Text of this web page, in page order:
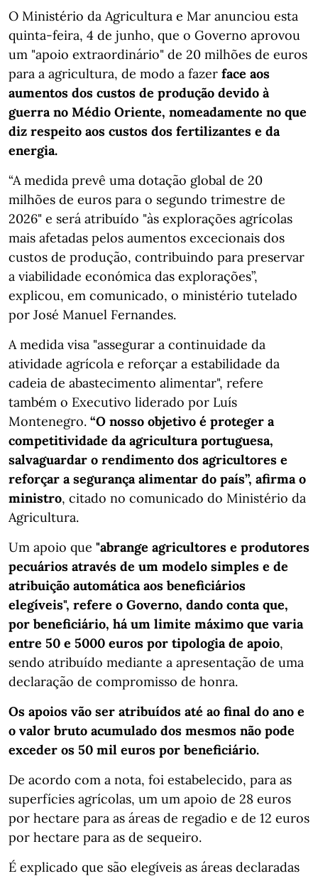
O Ministério da Agricultura e Mar anunciou esta
quinta-feira, 4 de junho, que o Governo aprovou
um "apoio extraordinário" de 20 milhões de euros
para a agricultura, de modo a fazer face aos
aumentos dos custos de produção devido à
guerra no Médio Oriente, nomeadamente no que
diz respeito aos custos dos fertilizantes e da
energia.
“A medida prevê uma dotação global de 20
milhões de euros para o segundo trimestre de
2026" e será atribuído "às explorações agrícolas
mais afetadas pelos aumentos excecionais dos
custos de produção, contribuindo para preservar
a viabilidade económica das explorações”,
explicou, em comunicado, o ministério tutelado
por José Manuel Fernandes.
A medida visa "assegurar a continuidade da
atividade agrícola e reforçar a estabilidade da
cadeia de abastecimento alimentar", refere
também o Executivo liderado por Luís
Montenegro. “O nosso objetivo é proteger a
competitividade da agricultura portuguesa,
salvaguardar o rendimento dos agricultores e
reforçar a segurança alimentar do país”, afirma o
ministro, citado no comunicado do Ministério da
Agricultura.
Um apoio que "abrange agricultores e produtores
pecuários através de um modelo simples e de
atribuição automática aos beneficiários
elegíveis", refere o Governo, dando conta que,
por beneficiário, há um limite máximo que varia
entre 50 e 5000 euros por tipologia de apoio,
sendo atribuído mediante a apresentação de uma
declaração de compromisso de honra.
Os apoios vão ser atribuídos até ao final do ano e
o valor bruto acumulado dos mesmos não pode
exceder os 50 mil euros por beneficiário.
De acordo com a nota, foi estabelecido, para as
superfícies agrícolas, um um apoio de 28 euros
por hectare para as áreas de regadio e de 12 euros
por hectare para as de sequeiro.
É explicado que são elegíveis as áreas declaradas